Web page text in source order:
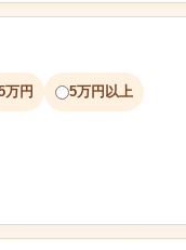
万円 5万円以上